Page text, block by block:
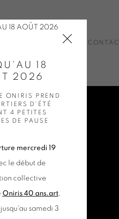
BOUTIQUE EN LIGNE
18
2026
ONIRIS PREND
D'ÉTÉ
4 PETITES
DE PAUSE
mercredi 19
le début de
collective
Oniris 40 ans.art,
samedi 3